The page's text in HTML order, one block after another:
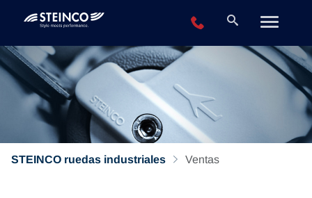
+49 2196 943-0
STEINCO ruedas industriales Ventas